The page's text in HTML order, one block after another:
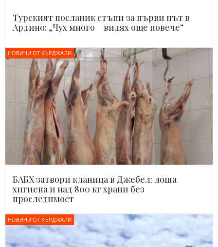
Турският посланик стъпи за първи път в
Ардино: „Чух много – видях още повече“
НОВИНИ ОТ КЪРДЖАЛИ
БАБХ затвори кланица в Джебел: лоша
хигиена и над 800 кг храни без
проследимост
НОВИНИ ОТ КЪРДЖАЛИ